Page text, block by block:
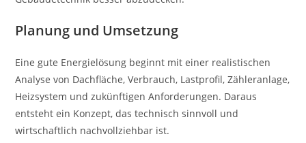
Planung und Umsetzung
Eine gute Energielösung beginnt mit einer realistischen
Analyse von Dachfläche, Verbrauch, Lastprofil, Zähleranlage,
Heizsystem und zukünftigen Anforderungen. Daraus
entsteht ein Konzept, das technisch sinnvoll und
wirtschaftlich nachvollziehbar ist.